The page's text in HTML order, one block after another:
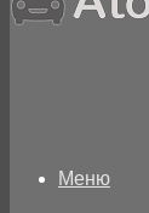
Меню